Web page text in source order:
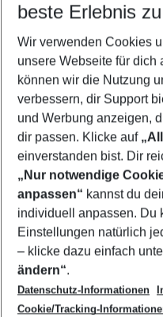
Familienurlaub
Flug & Hotel Santa
Last Minute Santa
Frübucher
Urlaub Santa Cruz
Footer
Footer navigation
Über uns
AGB
Bestpreisgarantie
Cookie-Einstellungen
Agenturbetreuung
Barrierefreies Reisen
Folge uns
beste Erlebnis
Wir verwenden Cookies
unsere Webseite für dich
können wir die Nutzung
verbessern, dir Support
und Werbung anzeigen,
dir passen. Klicke auf
einverstanden bist. Dir
„Nur notwendige
anpassen“ kannst du
individuell anpassen. Du
Einstellungen natürlich
– klicke dazu einfach
ändern“.
Datenschutz-Informationen
Cookie/Tracking-